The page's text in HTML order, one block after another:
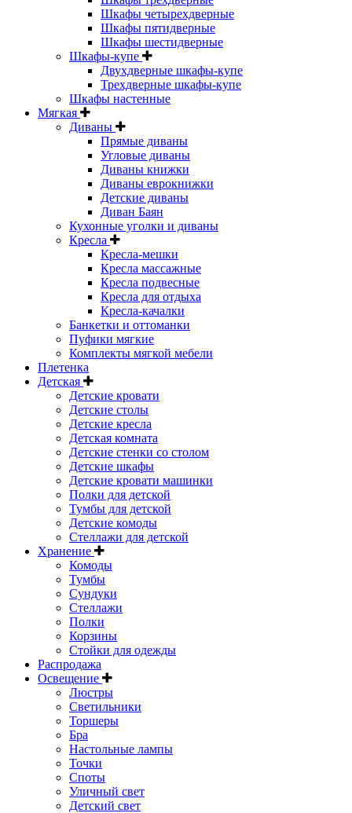
Шкафы четырехдверные
Шкафы пятидверные
Шкафы шестидверные
Шкафы-купе
Двухдверные шкафы-купе
Трехдверные шкафы-купе
Шкафы настенные
Мягкая
Диваны
Прямые диваны
Угловые диваны
Диваны книжки
Диваны еврокнижки
Детские диваны
Диван Баян
Кухонные уголки и диваны
Кресла
Кресла-мешки
Кресла массажные
Кресла подвесные
Кресла для отдыха
Кресла-качалки
Банкетки и оттоманки
Пуфики мягкие
Комплекты мягкой мебели
Плетенка
Детская
Детские кровати
Детские столы
Детские кресла
Детская комната
Детские стенки со столом
Детские шкафы
Детские кровати машинки
Полки для детской
Тумбы для детской
Детские комоды
Стеллажи для детской
Хранение
Комоды
Тумбы
Сундуки
Стеллажи
Полки
Корзины
Стойки для одежды
Распродажа
Освещение
Люстры
Светильники
Торшеры
Бра
Настольные лампы
Точки
Споты
Уличный свет
Детский свет